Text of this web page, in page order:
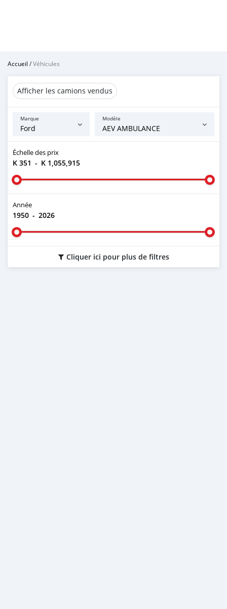
Accueil /Véhicules
Afficher les camions vendus
Marque Modèle
Échelle des prix
K 351 - K 1,055,915
Année
1950 - 2026
Cliquer ici pour plus de filtres